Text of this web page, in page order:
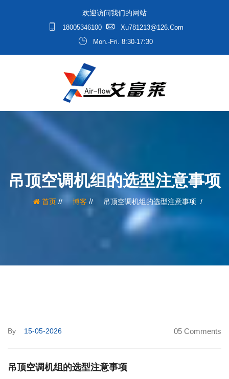
欢迎访问我们的网站
18005346100
Xu781213@126.com
Mon.-Fri. 8:30-17:30
吊顶空调机组的选型注意事项
首页/ 博客 / 吊顶空调机组的选型注意事项
By 15-05-2026 05 Comments
吊顶空调机组的选型注意事项